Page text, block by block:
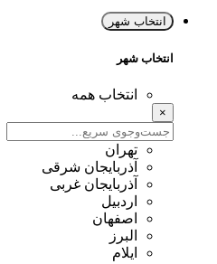
انتخاب شهر
انتخاب شهر
انتخاب همه
×
تهران
آذربایجان شرقی
آذربایجان غربی
اردبیل
اصفهان
البرز
ایلام